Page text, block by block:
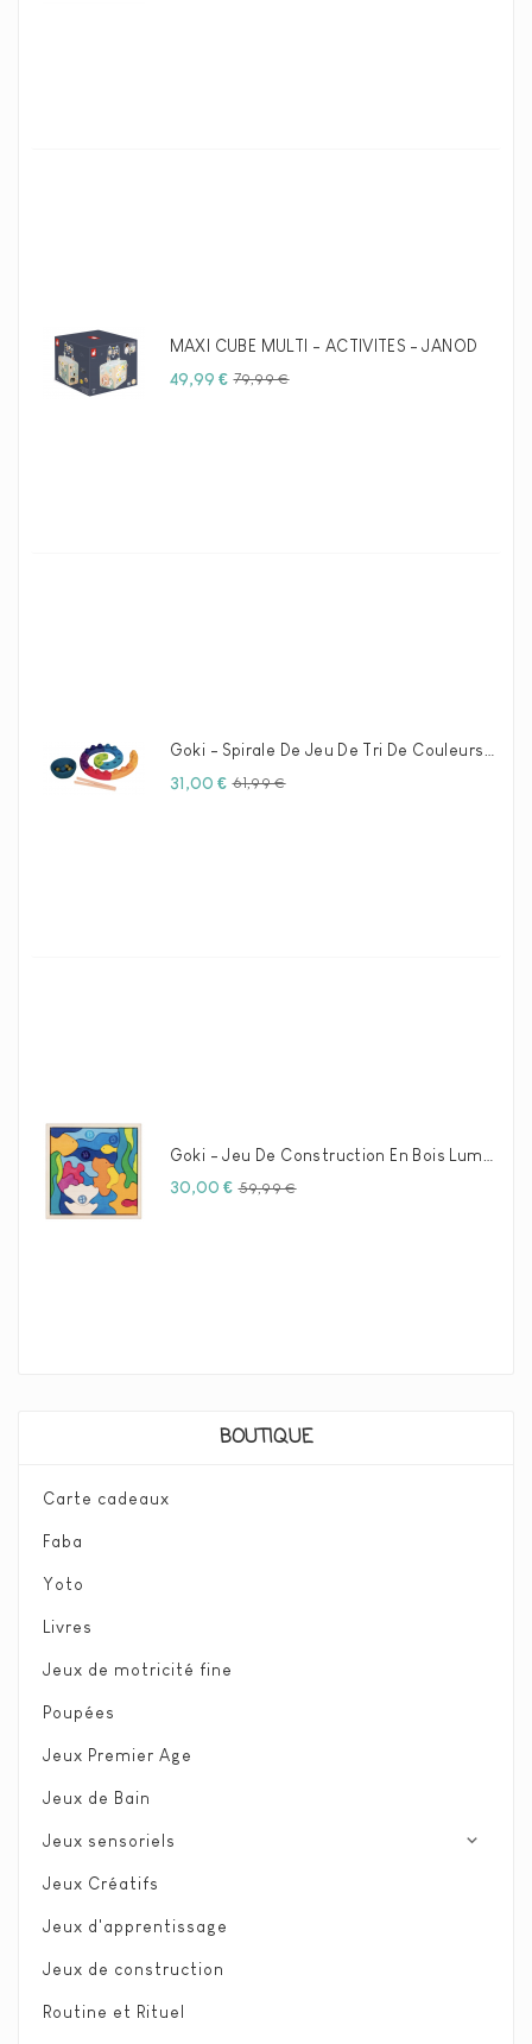
MAXI CUBE MULTI - ACTIVITES - JANOD
49,99 € 79,99 €
31,00 € 61,99 €
30,00 € 59,99 €
BOUTIQUE
Carte cadeaux
Faba
Yoto
Livres
Jeux de motricité fine
Poupées
Jeux Premier Age
Jeux de Bain
Jeux sensoriels expand_more
Jeux Créatifs
Jeux d'apprentissage
Jeux de construction
Routine et Rituel